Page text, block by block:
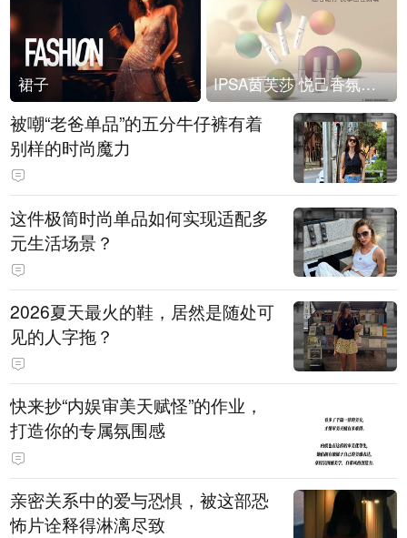
裙子 IPSA茵芙莎 悦己香氛凝露上市
被嘲“老爸单品”的五分牛仔裤有着
别样的时尚魔力
这件极简时尚单品如何实现适配多
元生活场景？
2026夏天最火的鞋，居然是随处可
见的人字拖？
快来抄“内娱审美天赋怪”的作业，
打造你的专属氛围感
亲密关系中的爱与恐惧，被这部恐
怖片诠释得淋漓尽致